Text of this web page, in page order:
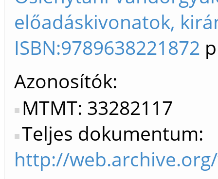
előadáskivonatok,
ISBN:9789638221872
Azonosítók
MTMT: 33282117
Teljes dokumentum:
http://